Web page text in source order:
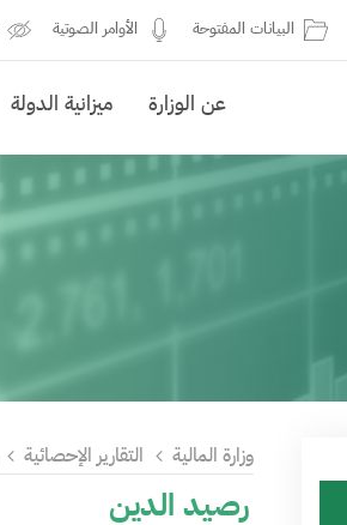
البيانات المفتوحة الأوامر الصوتية
عن الوزارة ميزانية الدولة
وزارة المالية التقارير الإحصائية
رصيد الدين